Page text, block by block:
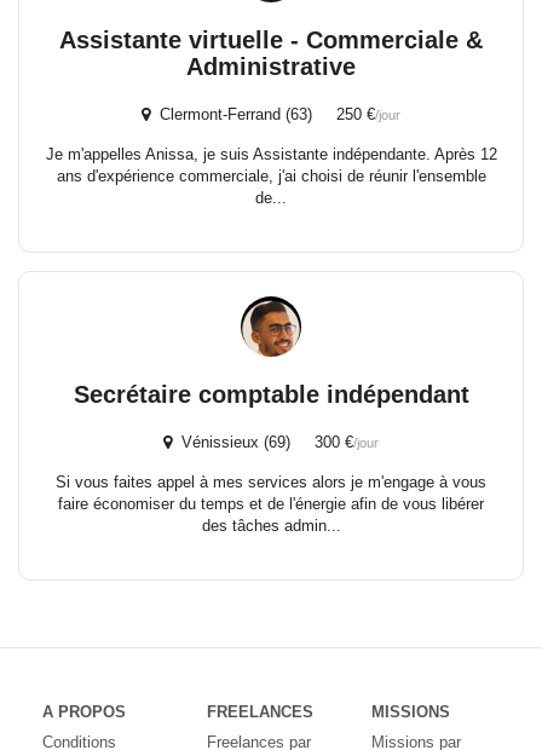
Assistante virtuelle - Commerciale &
Administrative
Clermont-Ferrand (63) 250 €/jour
Je m'appelles Anissa, je suis Assistante indépendante. Après 12
ans d'expérience commerciale, j'ai choisi de réunir l'ensemble
de...
Secrétaire comptable indépendant
Vénissieux (69) 300 €/jour
Si vous faites appel à mes services alors je m'engage à vous
faire économiser du temps et de l'énergie afin de vous libérer
des tâches admin...
A PROPOS
Conditions
FREELANCES
Freelances par
MISSIONS
Missions par